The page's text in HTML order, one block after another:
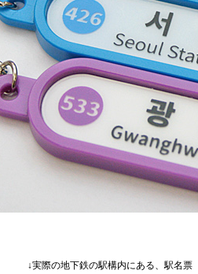
↓実際の地下鉄の駅構内にある、駅名票